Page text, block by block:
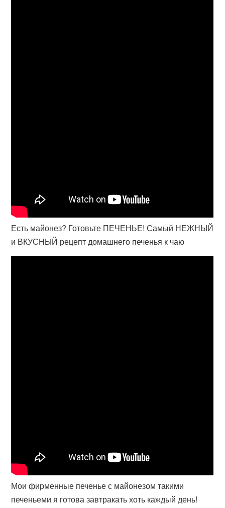
Есть майонез? Готовьте ПЕЧЕНЬЕ! Самый НЕЖНЫЙ
и ВКУСНЫЙ рецепт домашнего печенья к чаю
Мои фирменные печенье с майонезом такими
печеньеми я готова завтракать хоть каждый день!